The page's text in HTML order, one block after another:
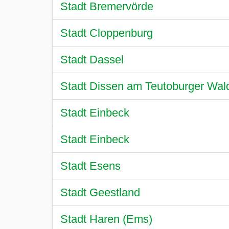
Stadt Bremervörde
Stadt Cloppenburg
Stadt Dassel
Stadt Dissen am Teutoburger
Stadt Einbeck
Stadt Einbeck
Stadt Esens
Stadt Geestland
Stadt Haren (Ems)